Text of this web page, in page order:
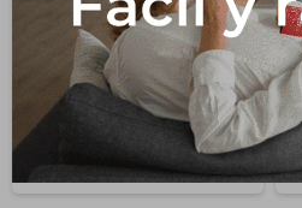
Sofá 2 Cuerpos Modelo
Chandon Marrón
USD 1.096,5 USD 1.290,0